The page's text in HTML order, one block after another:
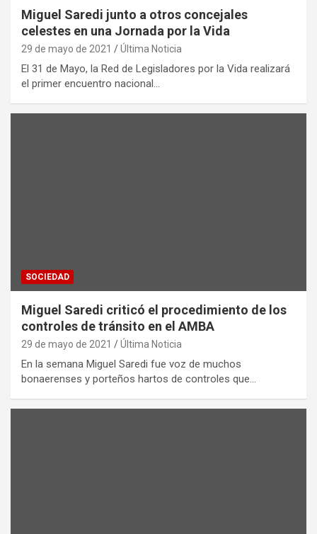
Miguel Saredi junto a otros concejales
celestes en una Jornada por la Vida
29 de mayo de 2021 Última Noticia
El 31 de Mayo, la Red de Legisladores por la Vida realizará
el primer encuentro nacional…
SOCIEDAD
Miguel Saredi criticó el procedimiento de los
controles de tránsito en el AMBA
29 de mayo de 2021 Última Noticia
En la semana Miguel Saredi fue voz de muchos
bonaerenses y porteños hartos de controles que…